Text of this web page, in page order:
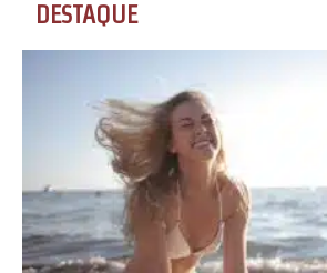
DESTAQUE